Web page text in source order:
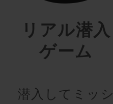
リアル潜入
ゲーム
潜入してミッシ